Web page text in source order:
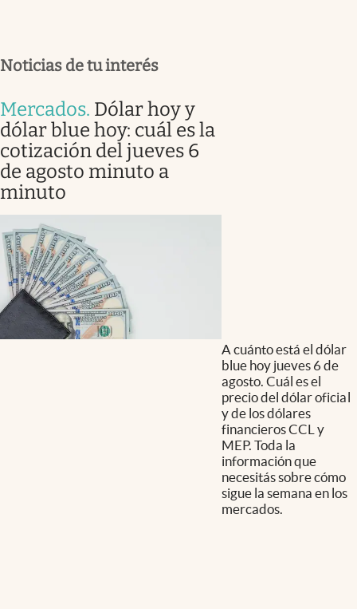
Noticias de tu interés
Mercados. Dólar hoy y
dólar blue hoy: cuál es la
cotización del jueves 6
de agosto minuto a
minuto
A cuánto está el dólar
blue hoy jueves 6 de
agosto. Cuál es el
precio del dólar oficial
y de los dólares
financieros CCL y
MEP. Toda la
información que
necesitás sobre cómo
sigue la semana en los
mercados.